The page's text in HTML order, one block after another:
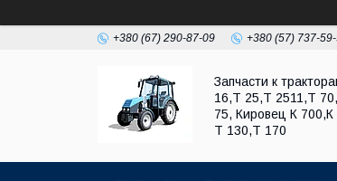
+380 (67) 290-87-09 +380 (57) 737-
Запчасти к
16,Т 25,Т 2511,Т
75, Кировец К
Т 130,Т 170